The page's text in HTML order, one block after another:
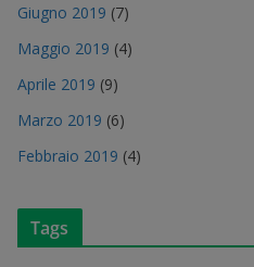
Giugno 2019 (7)
Maggio 2019 (4)
Aprile 2019 (9)
Marzo 2019 (6)
Febbraio 2019 (4)
Tags